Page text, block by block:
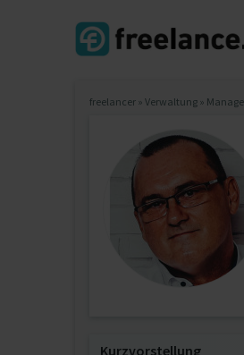
freelancer » Verwaltung »
Kurzvorstellung